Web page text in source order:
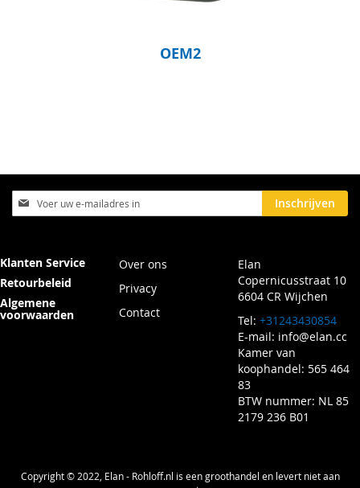
OEM2
Abonneer
u
nieuwsbrief
Inschrijven
Klanten Service
Retourbeleid
Algemene
voorwaarden
Over ons
Privacy
Contact
Elan
Copernicusstraat 10
6604 CR Wijchen
Tel: +31243430854
E-mail: info@elan.cc
Kamer van
koophandel: 565 464
83
BTW nummer: NL 85
2179 236 B01
Copyright © 2022, Elan - Rohloff.nl is een groothandel en levert niet aan